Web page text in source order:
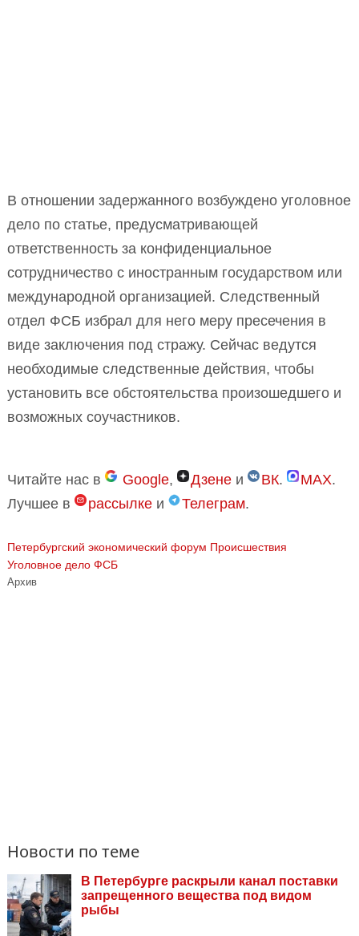
В отношении задержанного возбуждено уголовное
дело по статье, предусматривающей
ответственность за конфиденциальное
сотрудничество с иностранным государством или
международной организацией. Следственный
отдел ФСБ избрал для него меру пресечения в
виде заключения под стражу. Сейчас ведутся
необходимые следственные действия, чтобы
установить все обстоятельства произошедшего и
возможных соучастников.
Читайте нас в Google, Дзене и ВК. MAX.
Лучшее в
рассылке и Телеграм.
Петербургский экономический форум Происшествия
Уголовное дело ФСБ
Архив
Новости по теме
В Петербурге раскрыли канал поставки
запрещенного вещества под видом
рыбы